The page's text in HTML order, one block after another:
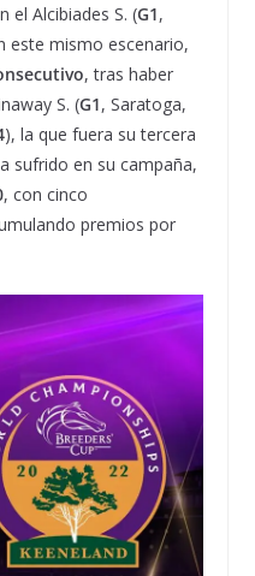
el Alcibiades S. (G1,
este mismo escenario,
, tras haber
S. (G1, Saratoga,
), la que fuera su tercera
sufrido en su campaña,
, con cinco
premios por